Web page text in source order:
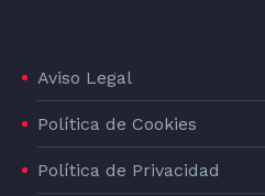
Aviso Legal
Política de Cookies
Política de Privacidad